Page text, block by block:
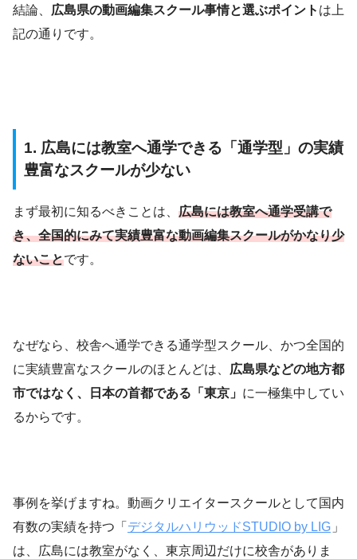
結論、 広島県の動画編集スクール事情と選ぶポイント は上
記の通りです。
1. 広島には教室へ通学できる「通学型」の実績
豊富なスクールが少ない
まず最初に知るべきことは、 広島には教室へ通学受講で
き、全国的にみて実績豊富な動画編集スクールがかなり少
ないことです。
なぜなら、校舎へ通学できる通学型スクール、かつ全国的
に実績豊富なスクールのほとんどは、 広島県などの地方都
市ではなく、日本の首都である「東京」 に一極集中してい
るからです。
事例を挙げますね。動画クリエイタースクールとして国内
有数の実績を持つ「 デジタルハリウッドSTUDIO by LIG 」
は、広島には教室がなく、東京周辺だけに校舎がありま